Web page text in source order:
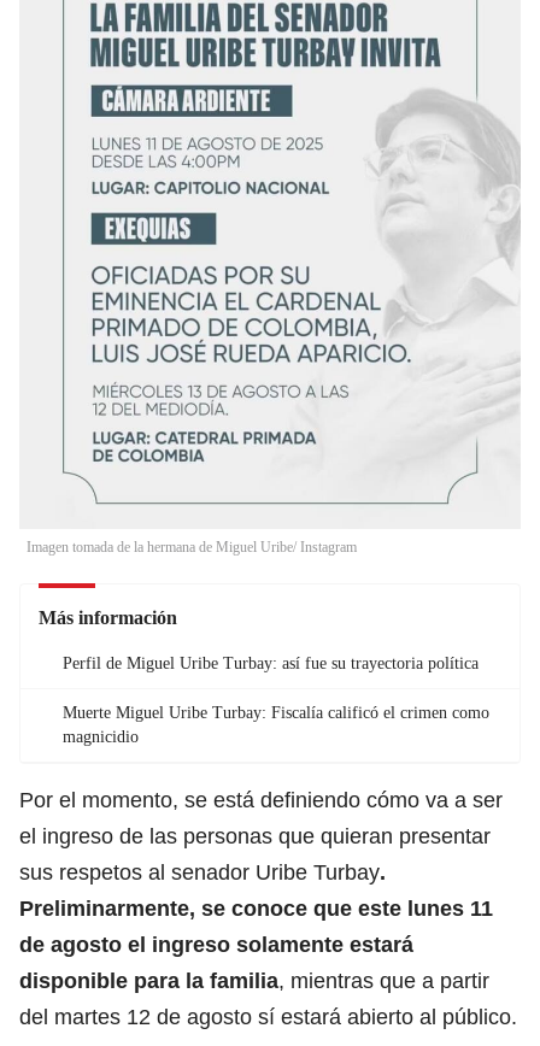
Imagen tomada de la hermana de Miguel Uribe/ Instagram
Más información
Perfil de Miguel Uribe Turbay: así fue su trayectoria política
Muerte Miguel Uribe Turbay: Fiscalía calificó el crimen como
magnicidio
Por el momento, se está definiendo cómo va a ser
el ingreso de las personas que quieran presentar
sus respetos al senador Uribe Turbay.
Preliminarmente, se conoce que este lunes 11
de agosto el ingreso solamente estará
disponible para la familia, mientras que a partir
del martes 12 de agosto sí estará abierto al público.